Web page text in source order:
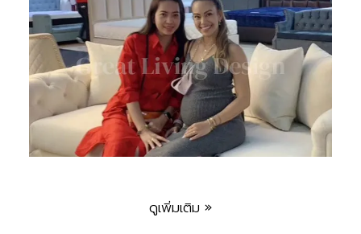
ดูเพิ่มเติม »